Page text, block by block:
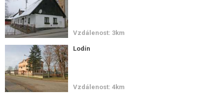
Vzdálenost: 3km
Lodín
Vzdálenost: 4km